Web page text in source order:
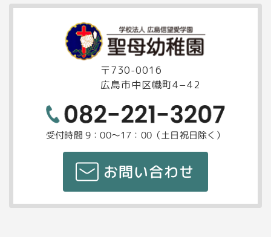
〒730-0016
広島市中区幟町4−42
受付時間 9：00～17：00（土日祝日除く）
お問い合わせ